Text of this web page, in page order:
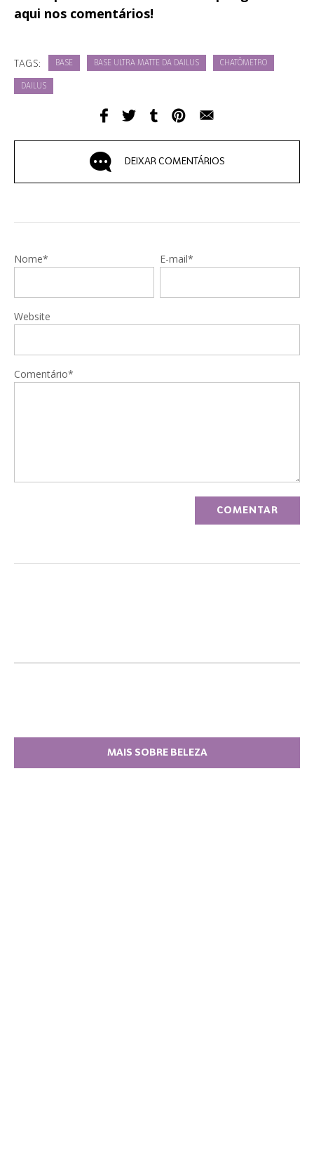
aqui nos comentários!
TAGS: BASE BASE ULTRA MATTE DA DAILUS CHATÔMETRO
DAILUS
DEIXAR COMENTÁRIOS
Nome* E-mail*
Website
Comentário*
MAIS SOBRE BELEZA